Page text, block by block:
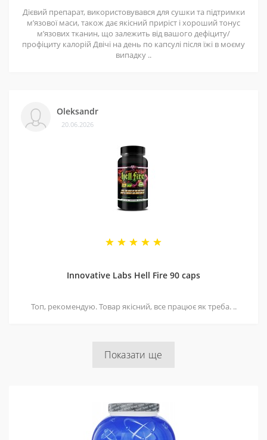
попередження.
Дієвий препарат, використовувався для сушки та підтримки
мʼязової маси, також дає якісний приріст і хороший тонус
мʼязових тканин, що залежить від вашого дефіциту/
профіциту калорій Двічі на день по капсулі після їжі в моєму
випадку ..
Oleksandr
20.06.2026
Innovative Labs Hell Fire 90 caps
Топ, рекомендую. Товар якісний, все працює як треба. ..
Показати ще